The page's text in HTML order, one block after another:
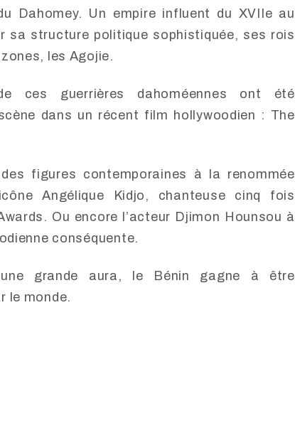
Dahomey. Un empire influent du XVIIe au
sa structure politique sophistiquée, ses rois
les Agojie.
ces guerrières dahoméennes ont été
dans un récent film hollywoodien : The
figures contemporaines à la renommée
Angélique Kidjo, chanteuse cinq fois
Ou encore l’acteur Djimon Hounsou à
conséquente.
grande aura, le Bénin gagne à être
le monde.